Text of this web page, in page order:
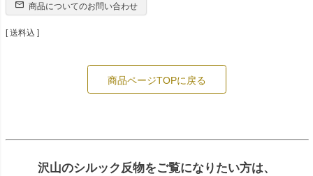
商品についてのお問い合わせ
送料込
商品ページTOPに戻る
沢山のシルック反物をご覧になりたい方は、